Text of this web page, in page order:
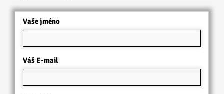
Vaše jméno
Váš E-mail